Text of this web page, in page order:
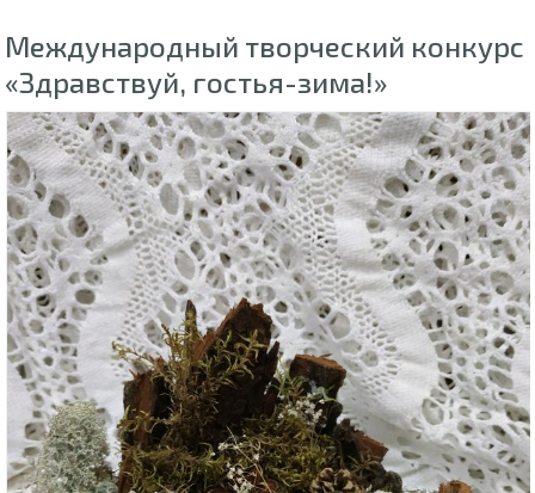
Международный творческий конкурс
«Здравствуй, гостья-зима!»